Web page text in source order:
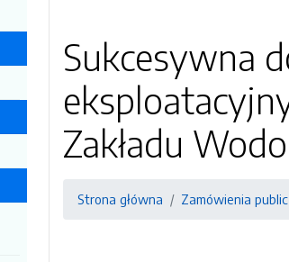
Sukcesywna
Zakładu
Strona główna Zamówienia